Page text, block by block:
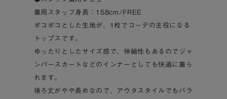
着用スタッフ身長：158cm/FREE
ポコポコとした生地が、1枚でコーデの主役になる
トップスです。
ゆったりとしたサイズ感で、伸縮性もあるのでジャ
ンパースカートなどのインナーとしても快適に着ら
れます。
後ろ丈がやや長めなので、アウタスタイルでもバラ